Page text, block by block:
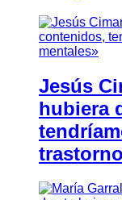
Jesús
hubiera